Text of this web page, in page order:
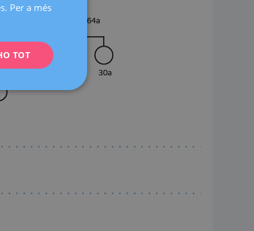
CATALÀ
FRENCH
Per a més
TOT